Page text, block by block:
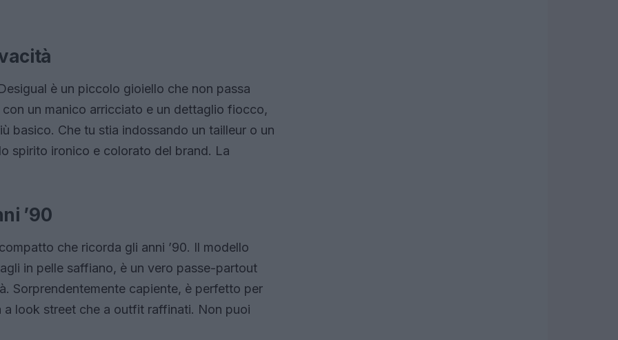
è un piccolo gioiello che non passa
un manico arricciato e un dettaglio fiocco,
basico. Che tu stia indossando un tailleur o un
spirito ironico e colorato del brand. La
’90
che ricorda gli anni ’90. Il modello
in pelle saffiano, è un vero passe-partout
Sorprendentemente capiente, è perfetto per
look street che a outfit raffinati. Non puoi